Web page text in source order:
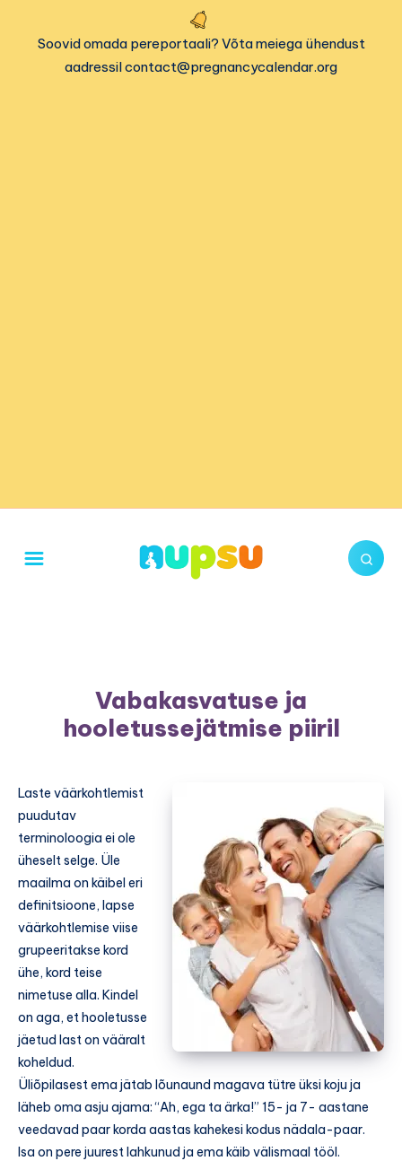
Soovid omada pereportaali? Võta meiega ühendust
aadressil contact@pregnancycalendar.org
Vabakasvatuse ja
hooletussejätmise piiril
Laste väärkohtlemist
puudutav
terminoloogia ei ole
üheselt selge. Üle
maailma on käibel eri
definitsioone, lapse
väärkohtlemise viise
grupeeritakse kord
ühe, kord teise
nimetuse alla. Kindel
on aga, et hooletusse
jäetud last on vääralt
koheldud.
Üliõpilasest ema jätab lõunaund magava tütre üksi koju ja
läheb oma asju ajama: “Ah, ega ta ärka!” 15- ja 7- aastane
veedavad paar korda aastas kahekesi kodus nädala-paar.
Isa on pere juurest lahkunud ja ema käib välismaal tööl.